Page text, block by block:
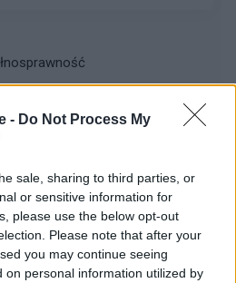
- Do Not Process My
sale, sharing to third parties, or
or sensitive information for
please use the below opt-out
Please note that after your
you may continue seeing
on personal information utilized by
wózkach
wtedy, gdy ktoś realnie odpala ją
wprost: „Tu się nie da kliknąć.”
„Sam...